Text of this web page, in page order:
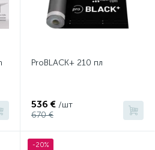
ProBLACK+ 210 пл
536 € /шт
670 €
-20%